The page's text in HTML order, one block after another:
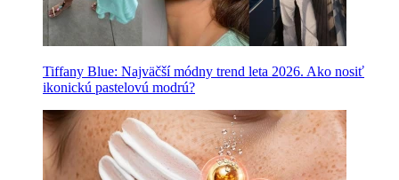
Tiffany Blue: Najväčší módny trend leta 2026. Ako nosiť
ikonickú pastelovú modrú?